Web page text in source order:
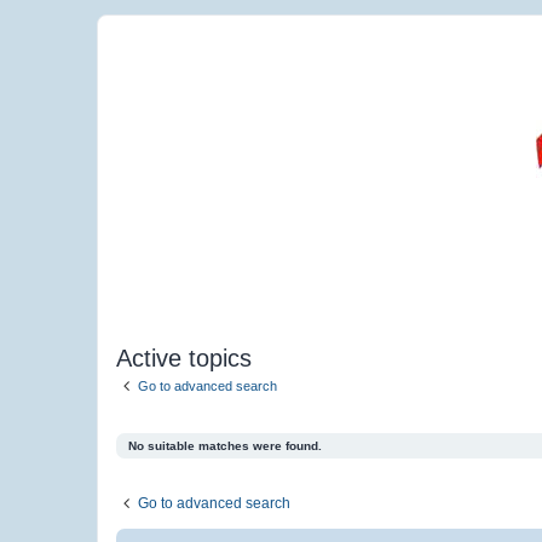
Active topics
Go to advanced search
No suitable matches were found.
Go to advanced search